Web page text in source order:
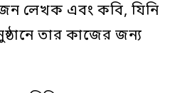
লেখক এবং কবি, যিনি
তার কাজের জন্য